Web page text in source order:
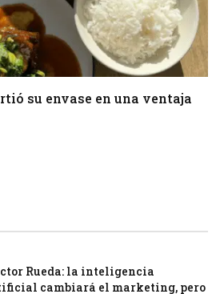
su envase en una ventaja
Rueda: la inteligencia
cambiará el marketing, pero